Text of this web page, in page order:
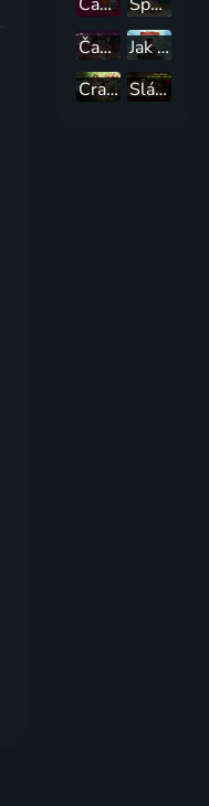
Čas na dobrodružství: Daleké kraje
Jak vycvičit draky
Craig od potoka
Sláva králi Jelimánovi: Ve vyhnanství